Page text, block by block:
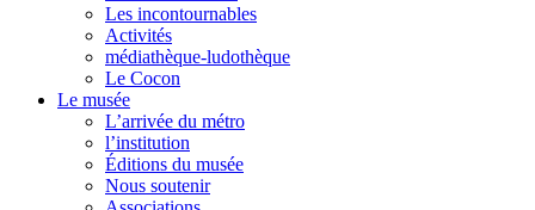
Les incontournables
Activités
médiathèque-ludothèque
Le Cocon
Le musée
L’arrivée du métro
l’institution
Éditions du musée
Nous soutenir